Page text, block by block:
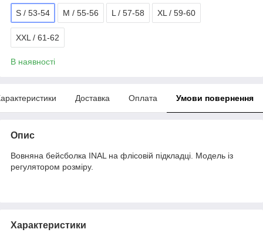
S / 53-54 M / 55-56 L / 57-58 XL / 59-60
XXL / 61-62
В наявності
Доставка Оплата Умови повернення
Опис
Вовняна бейсболка INAL на флісовій підкладці. Модель із
регулятором розміру.
Характеристики